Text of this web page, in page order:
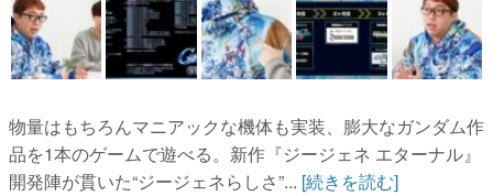
物量はもちろんマニアックな機体も実装、膨大なガンダム作
品を1本のゲームで遊べる。新作『ジージェネ エターナル』
開発陣が貫いた“ジージェネらしさ”... [続きを読む]